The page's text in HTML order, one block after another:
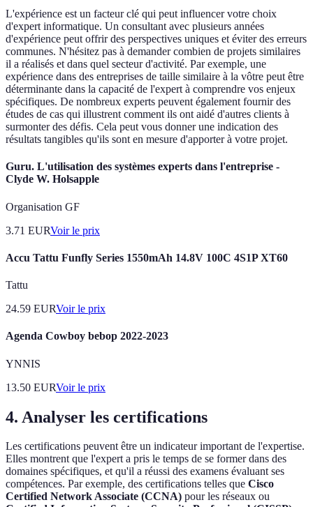
L'expérience est un facteur clé qui peut influencer votre choix
d'expert informatique. Un consultant avec plusieurs années
d'expérience peut offrir des perspectives uniques et éviter des erreurs
communes. N'hésitez pas à demander combien de projets similaires
il a réalisés et dans quel secteur d'activité. Par exemple, une
expérience dans des entreprises de taille similaire à la vôtre peut être
déterminante dans la capacité de l'expert à comprendre vos enjeux
spécifiques. De nombreux experts peuvent également fournir des
études de cas qui illustrent comment ils ont aidé d'autres clients à
surmonter des défis. Cela peut vous donner une indication des
résultats tangibles qu'ils sont en mesure d'apporter à votre projet.
Guru. L'utilisation des systèmes experts dans l'entreprise -
Clyde W. Holsapple
Organisation GF
3.71 EURVoir le prix
Accu Tattu Funfly Series 1550mAh 14.8V 100C 4S1P XT60
Tattu
24.59 EURVoir le prix
Agenda Cowboy bebop 2022-2023
YNNIS
13.50 EURVoir le prix
4. Analyser les certifications
Les certifications peuvent être un indicateur important de l'expertise.
Elles montrent que l'expert a pris le temps de se former dans des
domaines spécifiques, et qu'il a réussi des examens évaluant ses
compétences. Par exemple, des certifications telles que Cisco
Certified Network Associate (CCNA) pour les réseaux ou